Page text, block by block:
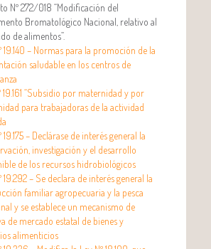
Nº 272/018 “Modificación del
Bromatológico Nacional, relativo al
de alimentos”.
19.140 – Normas para la promoción de la
saludable en los centros de
19.161 “Subsidio por maternidad y por
para trabajadoras de la actividad
19.175 – Declárase de interés general la
investigación y el desarrollo
de los recursos hidrobiológicos
19.292 – Se declara de interés general la
familiar agropecuaria y la pesca
y se establece un mecanismo de
de mercado estatal de bienes y
alimenticios